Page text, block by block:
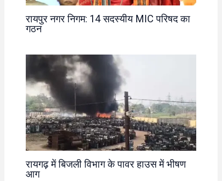
रायपुर नगर निगम: 14 सदस्यीय MIC परिषद का
गठन
रायगढ़ में बिजली विभाग के पावर हाउस में भीषण
आग